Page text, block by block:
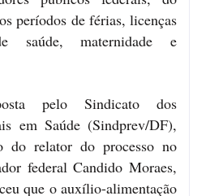
períodos de férias, licenças
saúde, maternidade e
pelo Sindicato dos
em Saúde (Sindprev/DF),
do relator do processo no
federal Candido Moraes,
que o auxílio-alimentação